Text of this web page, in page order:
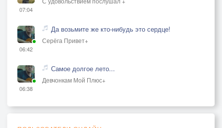
07:04
06:42
Да возьмите же кто-нибудь это сердце!
Серёга Привет+
06:38
Самое долгое лето...
Девчонкам Мой Плюс+